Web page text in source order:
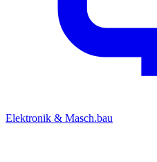
Elektronik & Masch.bau